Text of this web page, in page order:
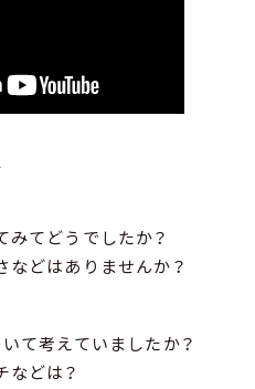
みてどうでしたか？
どはありませんか？
いて考えていましたか？
などは？